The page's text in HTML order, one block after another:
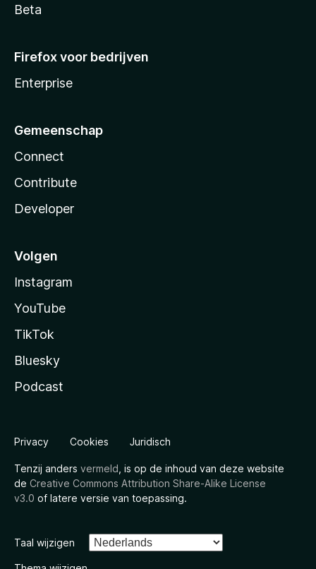
Beta
Firefox voor bedrijven
Enterprise
Gemeenschap
Connect
Contribute
Developer
Volgen
Instagram
YouTube
TikTok
Bluesky
Podcast
Privacy Cookies Juridisch
Tenzij anders vermeld , is op de inhoud van deze website
de Creative Commons Attribution Share-Alike License
v3.0 of latere versie van toepassing.
Taal wijzigen